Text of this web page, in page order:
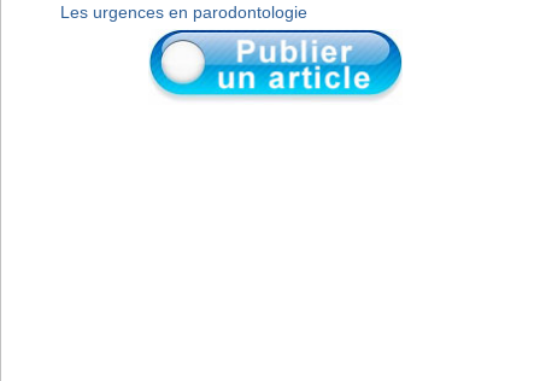
Les urgences en parodontologie